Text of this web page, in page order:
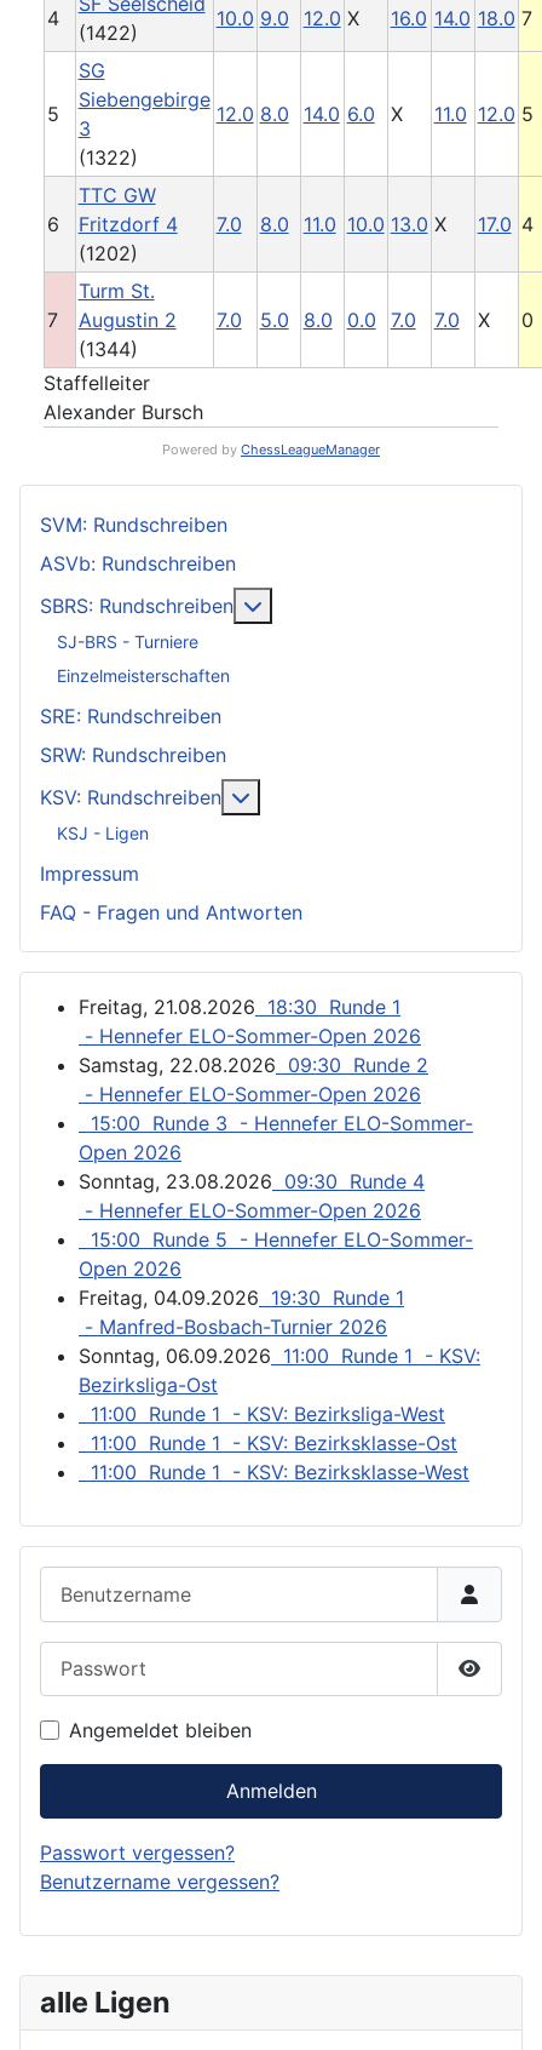
alle Ligen
4
(1422)
10.0 9.0 12.0 X 16.0 14.0 18.0 7
5
SG
Siebengebirge
3
(1322)
12.0 8.0 14.0 6.0 X 11.0 12.0 5
6
TTC GW
Fritzdorf 4
(1202)
7.0 8.0 11.0 10.0 13.0 X 17.0 4
7
Turm St.
Augustin 2
(1344)
7.0 5.0 8.0 0.0 7.0 7.0 X 0
Staffelleiter
Alexander Bursch
Powered by ChessLeagueManager
SVM: Rundschreiben
ASVb: Rundschreiben
SBRS: Rundschreiben
SJ-BRS - Turniere
Einzelmeisterschaften
SRE: Rundschreiben
SRW: Rundschreiben
KSV: Rundschreiben
KSJ - Ligen
Impressum
FAQ - Fragen und Antworten
Freitag, 21.08.2026 18:30 Runde 1
- Hennefer ELO-Sommer-Open 2026
Samstag, 22.08.2026 09:30 Runde 2
- Hennefer ELO-Sommer-Open 2026
15:00 Runde 3 - Hennefer ELO-Sommer-
Open 2026
Sonntag, 23.08.2026 09:30 Runde 4
- Hennefer ELO-Sommer-Open 2026
15:00 Runde 5 - Hennefer ELO-Sommer-
Open 2026
Freitag, 04.09.2026 19:30 Runde 1
- Manfred-Bosbach-Turnier 2026
Sonntag, 06.09.2026 11:00 Runde 1 - KSV:
Bezirksliga-Ost
11:00 Runde 1 - KSV: Bezirksliga-West
11:00 Runde 1 - KSV: Bezirksklasse-Ost
11:00 Runde 1 - KSV: Bezirksklasse-West
Angemeldet bleiben
Anmelden
Passwort vergessen?
Benutzername vergessen?